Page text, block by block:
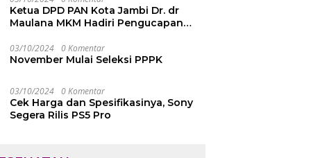
Ketua DPD PAN Kota Jambi Dr. dr
Maulana MKM Hadiri Pengucapan
Jambi
03/10/2024 0 Komentar
November Mulai Seleksi PPPK
03/10/2024 0 Komentar
Cek Harga dan Spesifikasinya, Sony
Segera Rilis PS5 Pro